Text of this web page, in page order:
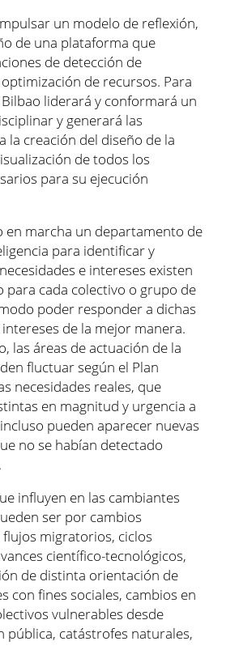
un modelo de reflexión,
de una plataforma que
de detección de
de recursos. Para
Bilbao liderará y conformará un
y generará las
la creación del diseño de la
de todos los
para su ejecución
en marcha un departamento de
para identificar y
e intereses existen
para cada colectivo o grupo de
poder responder a dichas
de la mejor manera.
las áreas de actuación de la
fluctuar según el Plan
necesidades reales, que
en magnitud y urgencia a
pueden aparecer nuevas
no se habían detectado
influyen en las cambiantes
ser por cambios
migratorios, ciclos
científico-tecnológicos,
de distinta orientación de
con fines sociales, cambios en
vulnerables desde
pública, catástrofes naturales,